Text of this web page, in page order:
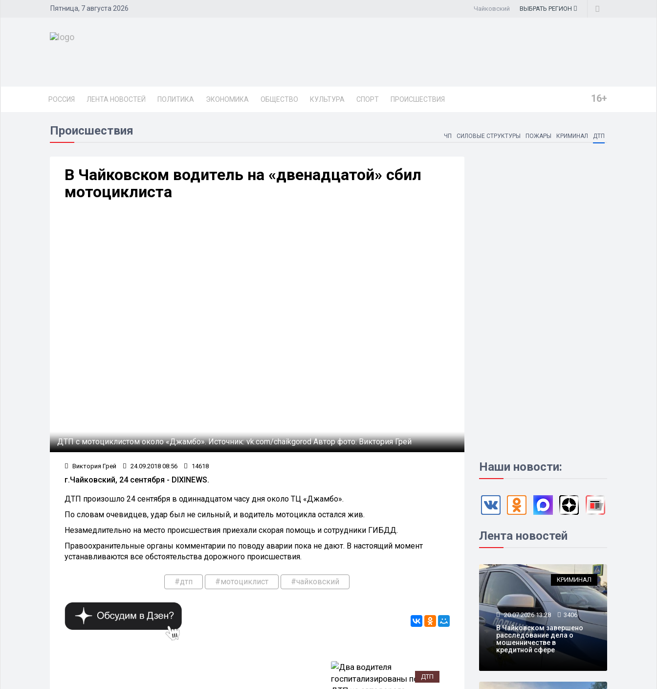
Пятница, 7 августа 2026 Чайковский ВЫБРАТЬ РЕГИОН
РОССИЯ ЛЕНТА НОВОСТЕЙ ПОЛИТИКА ЭКОНОМИКА ОБЩЕСТВО КУЛЬТУРА СПОРТ ПРОИСШЕСТВИЯ 16+
Происшествия ЧП СИЛОВЫЕ СТРУКТУРЫ ПОЖАРЫ КРИМИНАЛ ДТП
В Чайковском водитель на «двенадцатой» сбил
мотоциклиста
ДТП с мотоциклистом около «Джамбо».Источник:vk.com/chaikgorodАвтор фото:Виктория Грей
Виктория Грей 24.09.2018 08:56 14618
г.Чайковский, 24 сентября - DIXINEWS.
ДТП произошло 24 сентября в одиннадцатом часу дня около ТЦ «Джамбо».
По словам очевидцев, удар был не сильный, и водитель мотоцикла остался жив.
Незамедлительно на место происшествия приехали скорая помощь и сотрудники ГИБДД.
Правоохранительные органы комментарии по поводу аварии пока не дают. В настоящий момент
устанавливаются все обстоятельства дорожного происшествия.
#дтп #мотоциклист #чайковский
ДТП
Наши новости:
Лента новостей
КРИМИНАЛ
20.07.2026 13:28 3406
В Чайковском завершено
расследование дела о
мошенничестве в
кредитной сфере